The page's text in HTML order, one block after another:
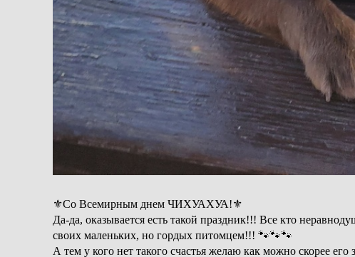
⚜Со Всемирным днем ЧИХУАХУА!⚜
Да-да, оказывается есть такой праздник!!! Все кто
своих маленьких, но гордых питомцем!!! 🐾🐾🐾
А тем у кого нет такого счастья желаю как можно скорее его